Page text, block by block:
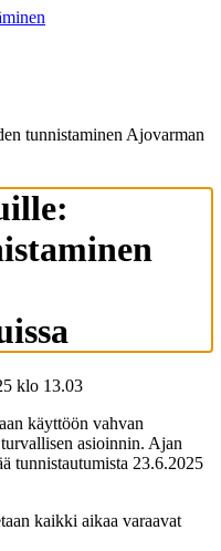
tunnistaminen Ajovarman
klo 13.03
käyttöön vahvan
asioinnin. Ajan
tunnistautumista 23.6.2025
kaikki aikaa varaavat